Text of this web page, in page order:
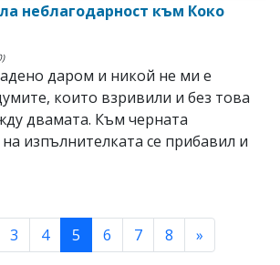
неблагодарност към Коко
даром и никой не ми е
които взривили и без това
двамата. Към черната
изпълнителката се прибавил и
3 4 5(current)
6 7 8 »